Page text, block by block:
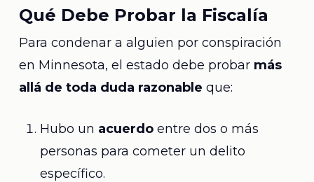
Qué Debe Probar la Fiscalía
Para condenar a alguien por conspiración
en Minnesota, el estado debe probar más
allá de toda duda razonable que:
Hubo un acuerdoentre dos o más
personas para cometer un delito
específico.